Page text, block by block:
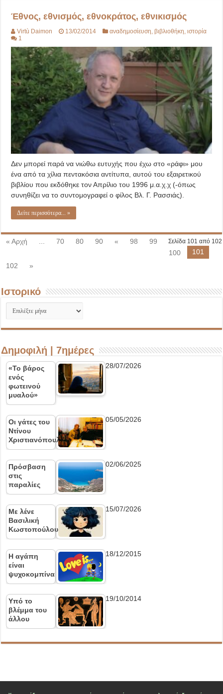
Έθνος, εθνισμός, εθνοκράτος, εθνικισμός
Virtù Daimon 13/02/2014 αναδημοσίευση,βιβλιοθήκη,ιστορία
1
Δεν μπορεί παρά να νιώθω ευτυχής που έχω στο «ράφι» μου
ένα από τα χίλια πεντακόσια αντίτυπα, αυτού του εξαιρετικού
βιβλίου που εκδόθηκε τον Απρίλιο του 1996 μ.α.χ.χ (-όπως
συνηθίζει να το συντομογραφεί ο φίλος Βλ. Γ. Ρασσιάς).
Δείτε περισσότερα... »
Σελίδα 101 από 102
« Αρχή 70 80 90 « 98
99
100
101
102
»
Ιστορικό
Ιστορικό
Δημοφιλή | 7ημέρες
«Το βάρος
ενός
φωτεινού
μυαλού»
28/07/2026
Οι γάτες του
Ντίνου
Χριστιανόπουλου
05/05/2026
Πρόσβαση
στις
παραλίες
02/06/2025
Με λένε
Βασιλική
Κωστοπούλου
15/07/2026
Η αγάπη
είναι
ψυχοκομπίνα
18/12/2015
Υπό το
βλέμμα του
άλλου
19/10/2014